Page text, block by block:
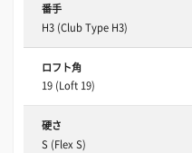
番手
H3 (Club Type H3)
ロフト角
19 (Loft 19)
硬さ
S (Flex S)